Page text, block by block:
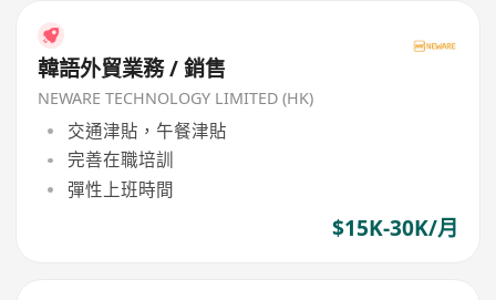
韓語外貿業務 / 銷售
NEWARE TECHNOLOGY LIMITED (HK)
交通津貼，午餐津貼
完善在職培訓
彈性上班時間
$15K-30K/月